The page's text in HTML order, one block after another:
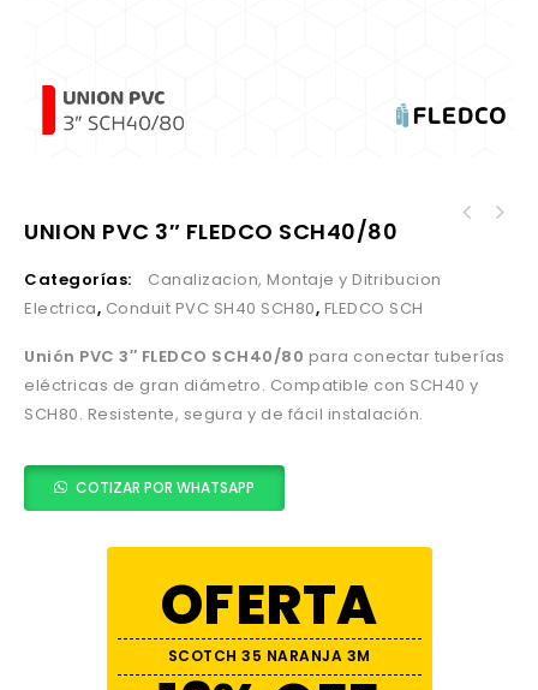
UNION PVC 3″ FLEDCO SCH40/80
Categorías:
Canalizacion, Montaje y Ditribucion
Electrica, Conduit PVC SH40 SCH80, FLEDCO SCH
Unión PVC 3″ FLEDCO SCH40/80 para conectar tuberías
eléctricas de gran diámetro. Compatible con SCH40 y
SCH80. Resistente, segura y de fácil instalación.
COTIZAR POR WHATSAPP
OFERTA
SCOTCH 35 NARANJA 3M